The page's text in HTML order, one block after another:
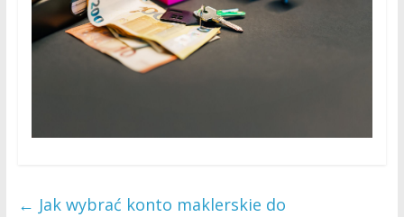
← Jak wybrać konto maklerskie do